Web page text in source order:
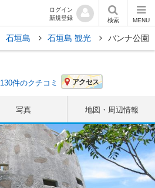
ログイン
新規登録
検索 MENU
石垣島 石垣島 観光 バンナ公園
130件のクチコミ アクセス
写真 地図・周辺情報